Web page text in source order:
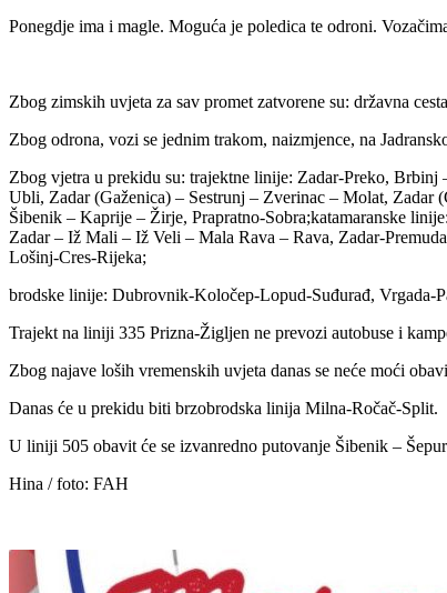
Ponegdje ima i magle. Moguća je poledica te odroni.
Zbog zimskih uvjeta za sav promet zatvorene su: državna
Zbog odrona, vozi se jednim trakom, naizmjence, na
Zbog vjetra u prekidu su: trajektne linije: Zadar-Preko,
Ubli, Zadar (Gaženica) – Sestrunj – Zverinac – Molat,
Šibenik – Kaprije – Žirje, Prapratno-Sobra;katamaranske
Zadar – Iž Mali – Iž Veli – Mala Rava – Rava, Zadar-
Lošinj-Cres-Rijeka;
brodske linije: Dubrovnik-Koločep-Lopud-Suđurađ, Vrgada-
Trajekt na liniji 335 Prizna-Žigljen ne prevozi autobuse i
Zbog najave loših vremenskih uvjeta danas se neće moći
Danas će u prekidu biti brzobrodska linija Milna-Ročač-Split.
U liniji 505 obavit će se izvanredno putovanje Šibenik –
Hina / foto: FAH